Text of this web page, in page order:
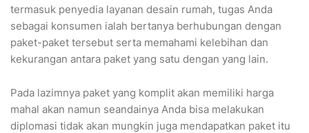
termasuk penyedia layanan desain rumah, tugas Anda
sebagai konsumen ialah bertanya berhubungan dengan
paket-paket tersebut serta memahami kelebihan dan
kekurangan antara paket yang satu dengan yang lain.
Pada lazimnya paket yang komplit akan memiliki harga
mahal akan namun seandainya Anda bisa melakukan
diplomasi tidak akan mungkin juga mendapatkan paket itu